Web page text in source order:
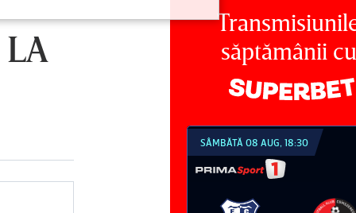
săptămânii cu
SÂMBĂTĂ 08 AUG, 21:30